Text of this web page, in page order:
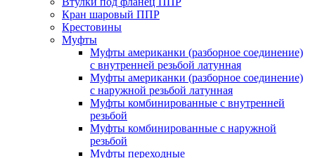
Кран шаровый ППР
Крестовины
Муфты
Муфты американки (разборное соединение)
с внутренней резьбой латунная
Муфты американки (разборное соединение)
с наружной резьбой латунная
Муфты комбинированные с внутренней
резьбой
Муфты комбинированные с наружной
резьбой
Муфты переходные